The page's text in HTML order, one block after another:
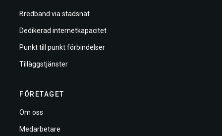
Bredband via stadsnät
Dedikerad internetkapacitet
Punkt till punkt förbindelser
Tilläggstjänster
FÖRETAGET
Om oss
Medarbetare